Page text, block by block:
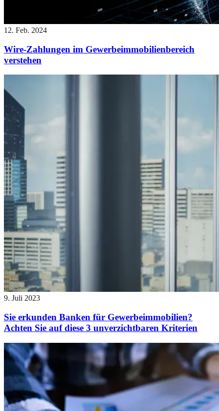
12. Feb. 2024
Wire-Zahlungen im Gewerbeimmobilienbereich
verstehen
9. Juli 2023
Sie erkunden Banken für Gewerbeimmobilien?
Achten Sie auf diese 3 unverzichtbaren Kriterien